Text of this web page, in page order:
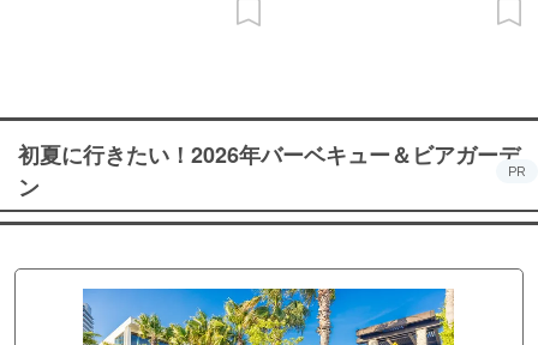
初夏に行きたい！2026年バーベキュー＆ビアガーデ
ン
PR